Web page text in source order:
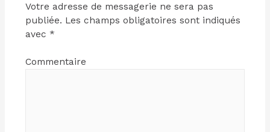
Votre adresse de messagerie ne sera pas
publiée. Les champs obligatoires sont indiqués
avec *
Commentaire